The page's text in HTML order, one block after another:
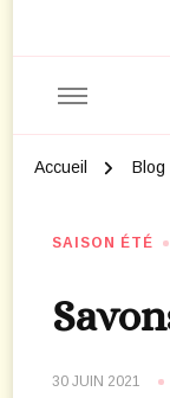
Accueil Blog
SAISON ÉTÉ
30 JUIN 2021